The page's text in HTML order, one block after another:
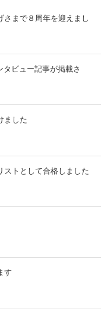
さまで８周年を迎えまし
ビュー記事が掲載さ
ました
ストとして合格しました
す